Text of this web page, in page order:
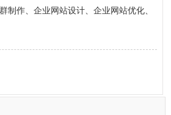
制作、企业网站设计、企业网站优化、